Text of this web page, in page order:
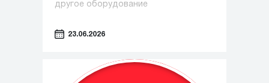
другое оборудование
23.06.2026